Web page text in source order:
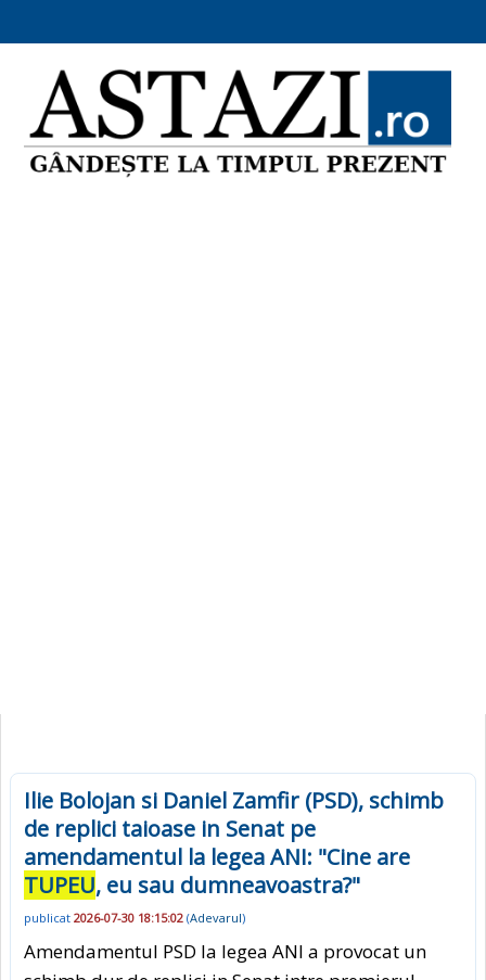
Ilie Bolojan si Daniel Zamfir (PSD), schimb
de replici taioase in Senat pe
amendamentul la legea ANI: "Cine are
TUPEU, eu sau dumneavoastra?"
publicat 2026-07-30 18:15:02 (Adevarul)
Amendamentul PSD la legea ANI a provocat un